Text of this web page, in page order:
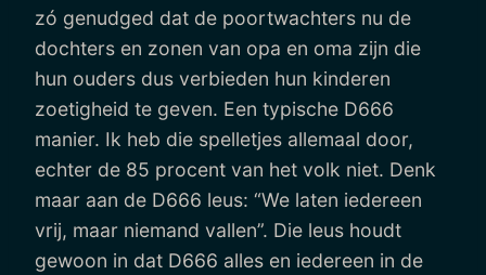
zó genudged dat de poortwachters nu de
dochters en zonen van opa en oma zijn die
hun ouders dus verbieden hun kinderen
zoetigheid te geven. Een typische D666
manier. Ik heb die spelletjes allemaal door,
echter de 85 procent van het volk niet. Denk
maar aan de D666 leus: “We laten iedereen
vrij, maar niemand vallen”. Die leus houdt
gewoon in dat D666 alles en iedereen in de